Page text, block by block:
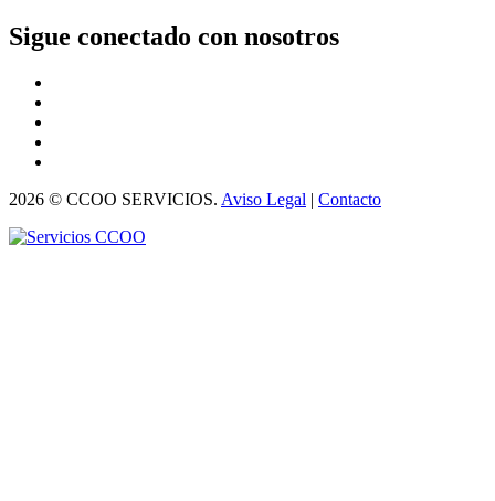
Sigue conectado con nosotros
2026 © CCOO SERVICIOS. Aviso Legal | Contacto